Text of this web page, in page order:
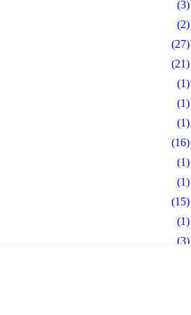
(3)
(2)
(27)
(21)
(1)
(1)
(1)
(16)
(1)
(1)
(15)
(1)
(3)